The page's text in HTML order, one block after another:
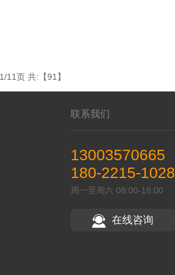
11页 共:【91】
联系我们
13003570665
180-2215-1028
周一至周六 08:00-18:00
在线咨询